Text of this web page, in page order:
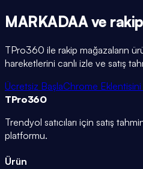
MARKADAAve
TPro360 ile rakip mağazaların
hareketlerini canlı izle ve satış
Ücretsiz BaşlaChrome Eklentisini
TPro360
Trendyol satıcıları için satış
platformu.
Ürün